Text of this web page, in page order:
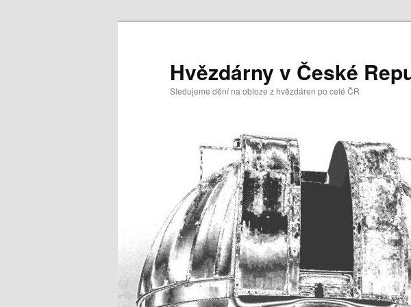
Hvězdárny v České
Sledujeme dění na obloze z hvězdáren po celé ČR